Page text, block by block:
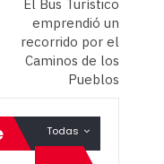
El Bus Turístico
emprendió un
recorrido por el
Caminos de los
Pueblos
Todas